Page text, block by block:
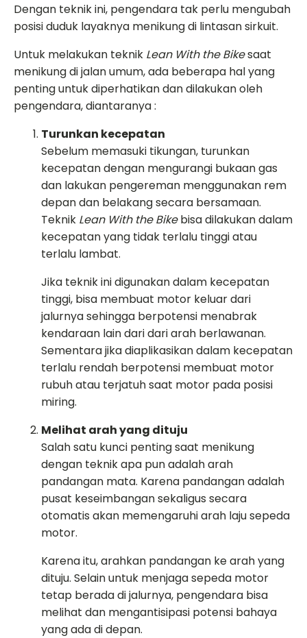
Dengan teknik ini, pengendara tak perlu mengubah
posisi duduk layaknya menikung di lintasan sirkuit.
Untuk melakukan teknik Lean With the Bikesaat
menikung di jalan umum, ada beberapa hal yang
penting untuk diperhatikan dan dilakukan oleh
pengendara, diantaranya :
Turunkan kecepatan
Sebelum memasuki tikungan, turunkan
kecepatan dengan mengurangi bukaan gas
dan lakukan pengereman menggunakan rem
depan dan belakang secara bersamaan.
Teknik Lean With the Bikebisa dilakukan dalam
kecepatan yang tidak terlalu tinggi atau
terlalu lambat.
Jika teknik ini digunakan dalam kecepatan
tinggi, bisa membuat motor keluar dari
jalurnya sehingga berpotensi menabrak
kendaraan lain dari dari arah berlawanan.
Sementara jika diaplikasikan dalam kecepatan
terlalu rendah berpotensi membuat motor
rubuh atau terjatuh saat motor pada posisi
miring.
Melihat arah yang dituju
Salah satu kunci penting saat menikung
dengan teknik apa pun adalah arah
pandangan mata. Karena pandangan adalah
pusat keseimbangan sekaligus secara
otomatis akan memengaruhi arah laju sepeda
motor.
Karena itu, arahkan pandangan ke arah yang
dituju. Selain untuk menjaga sepeda motor
tetap berada di jalurnya, pengendara bisa
melihat dan mengantisipasi potensi bahaya
yang ada di depan.